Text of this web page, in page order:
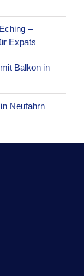
–
Expats
Balkon in
Neufahrn